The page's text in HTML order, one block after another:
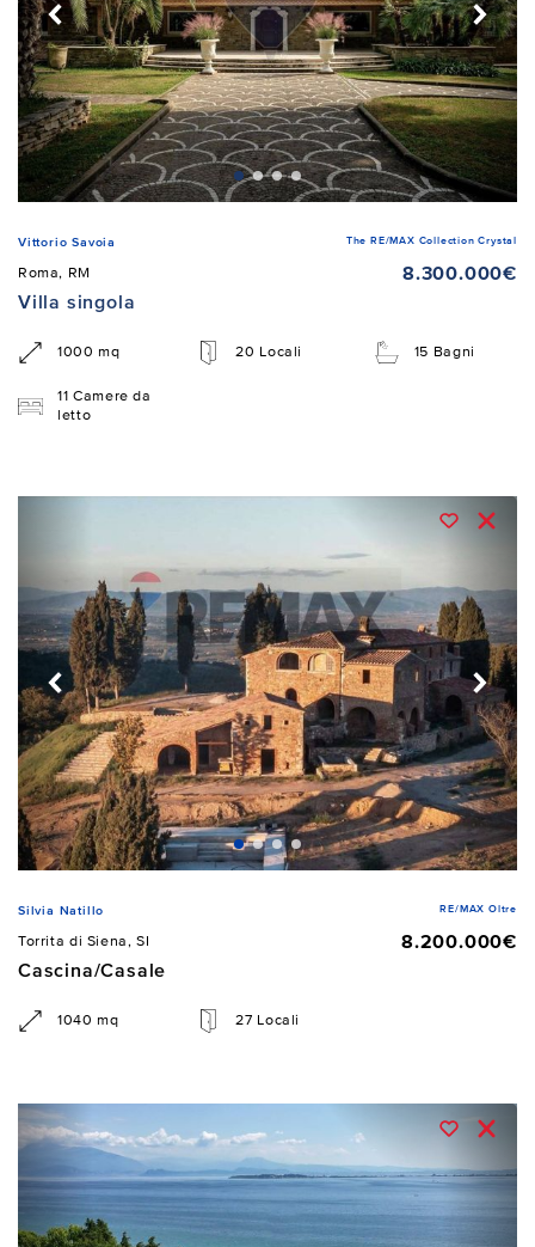
Vittorio Savoia The RE/MAX Collection Crystal
Roma, RM
8.300.000€
Villa singola
1000 mq 20 Locali 15 Bagni
11 Camere da
letto
Silvia Natillo RE/MAX Oltre
Torrita di Siena, SI
8.200.000€
Cascina/Casale
1040 mq 27 Locali